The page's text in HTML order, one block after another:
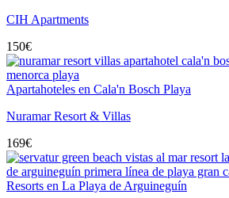
CIH Apartments
150€
Apartahoteles en Cala'n Bosch Playa
Nuramar Resort & Villas
169€
Resorts en La Playa de Arguineguín